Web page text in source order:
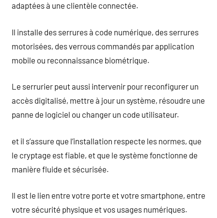
adaptées à une clientèle connectée.
Il installe des serrures à code numérique, des serrures
motorisées, des verrous commandés par application
mobile ou reconnaissance biométrique.
Le serrurier peut aussi intervenir pour reconfigurer un
accès digitalisé, mettre à jour un système, résoudre une
panne de logiciel ou changer un code utilisateur.
et il s’assure que l’installation respecte les normes, que
le cryptage est fiable, et que le système fonctionne de
manière fluide et sécurisée.
Il est le lien entre votre porte et votre smartphone, entre
votre sécurité physique et vos usages numériques.